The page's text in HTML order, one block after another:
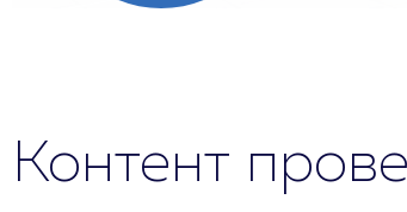
Контент